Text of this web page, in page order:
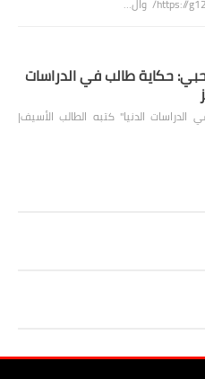
حكاية طالب في الدراسات
الدنيا" كتبه الطالب الأسيف|